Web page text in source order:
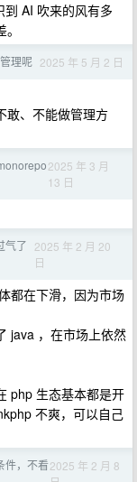
AI 吹来的风有多
理呢 2025 年 5 月 2 日
敢、不能做管理方
2025 年 3 月
13 日
气了 2025 年 2 月 20
日
都在下滑，因为市场
java ，在市场上依然
php 生态基本都是开
不爽，可以自己
件，不看2025 年 2 月 8